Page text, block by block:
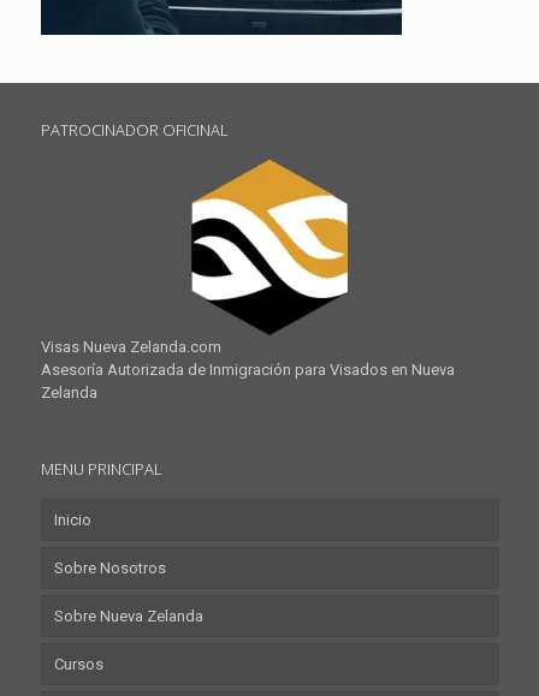
PATROCINADOR OFICINAL
Visas Nueva Zelanda.com
Asesoría Autorizada de Inmigración para Visados en Nueva
Zelanda
MENU PRINCIPAL
Inicio
Sobre Nosotros
Sobre Nueva Zelanda
Cursos